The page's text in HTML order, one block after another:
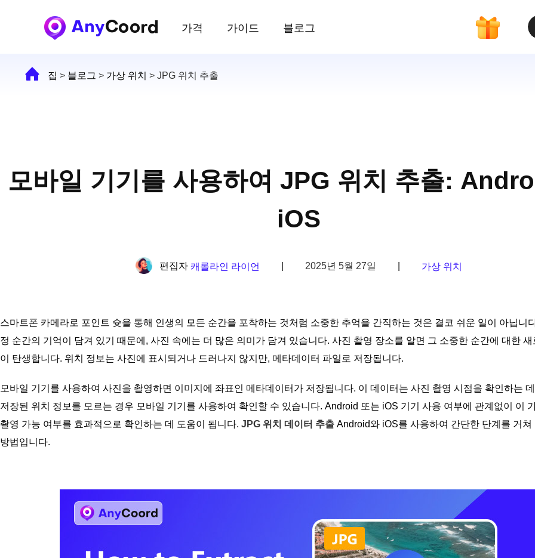
가격 가이드 블로그
집 > 블로그 > 가상 위치 > JPG 위치 추출
모바일 기기를 사용하여 JPG 위치 추출:
iOS
편집자 캐롤라인 라이언 2025년 5월 27일 가상 위치
스마트폰 카메라로 포인트 슛을 통해 인생의 모든 순간을 포착하는 것처럼 소중한 추억을 간직하는 것은 결코 쉬운 일이 아닙니
정 순간의 기억이 담겨 있기 때문에, 사진 속에는 더 많은 의미가 담겨 있습니다. 사진 촬영 장소를 알면 그 소중한 순간에 대한 새
이 탄생합니다. 위치 정보는 사진에 표시되거나 드러나지 않지만, 메타데이터 파일로 저장됩니다.
모바일 기기를 사용하여 사진을 촬영하면 이미지에 좌표인 메타데이터가 저장됩니다. 이 데이터는 사진 촬영 시점을 확인하는
저장된 위치 정보를 모르는 경우 모바일 기기를 사용하여 확인할 수 있습니다. Android 또는 iOS 기기 사용 여부에 관계없이 이
촬영 가능 여부를 효과적으로 확인하는 데 도움이 됩니다. JPG 위치 데이터 추출 Android와 iOS를 사용하여 간단한 단계를 거쳐
방법입니다.